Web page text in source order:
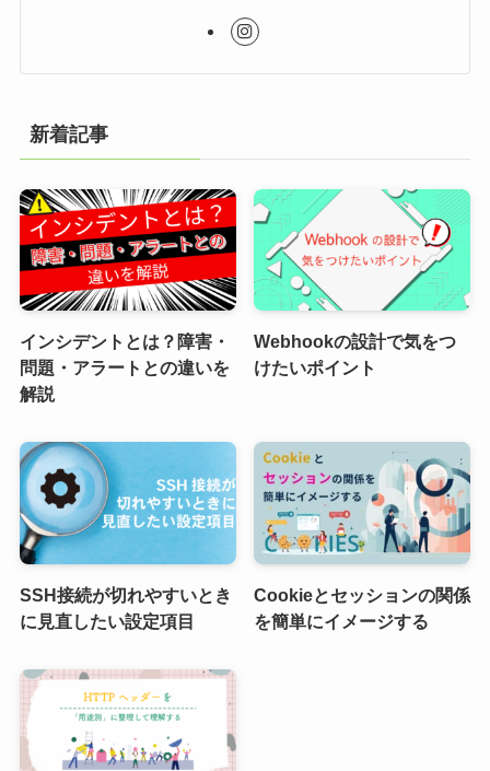
新着記事
インシデントとは？障害・
問題・アラートとの違いを
解説
Webhookの設計で気をつ
けたいポイント
SSH接続が切れやすいとき
に見直したい設定項目
Cookieとセッションの関係
を簡単にイメージする